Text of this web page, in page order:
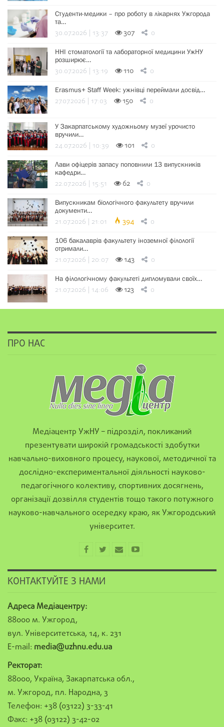
Студенти-медики – про роботу в лікарнях Ужгорода
та…
30.07.2026 | 13:37 307 0
ННІ стоматології та лабораторної медицини УжНУ
розширює…
30.07.2026 | 13:19 110 0
Erasmus+ Staff Week: ужнівці переймали досвід…
27.07.2026 | 17:03 150 0
У Закарпатському художньому музеї урочисто
вручили…
24.07.2026 | 10:39 101 0
Лави офіцерів запасу поповнили 13 випускників
кафедри…
22.07.2026 | 15:51 62 0
Випускникам біологічного факультету вручили
документи…
21.07.2026 | 21:01 394 0
106 бакалаврів факультету іноземної філології
отримали…
21.07.2026 | 20:07 143 0
На філологічному факультеті дипломували своїх…
21.07.2026 | 14:06 123 0
ПРО НАС
Медіацентр УжНУ – підрозділ, покликаний
презентувати широкій громадськості здобутки
навчально-виховного процесу, наукової, методичної та
дослідно-експериментальної діяльності науково-
педагогічного колективу, спортивних досягнень,
організації дозвілля студентів тощо такого потужного
науково-навчального осередку краю, як Ужгородський
університет.
КОНТАКТУЙТЕ З НАМИ
Адреса Медіацентру:
88000 м. Ужгород,
вул. Університетська, 14, к. 231
E-mail: media@uzhnu.edu.ua
Ректорат:
88000, Україна, Закарпатська обл.,
м. Ужгород, пл. Народна, 3
Телефон: +38 (03122) 3-33-41
Факс: +38 (03122) 3-42-02